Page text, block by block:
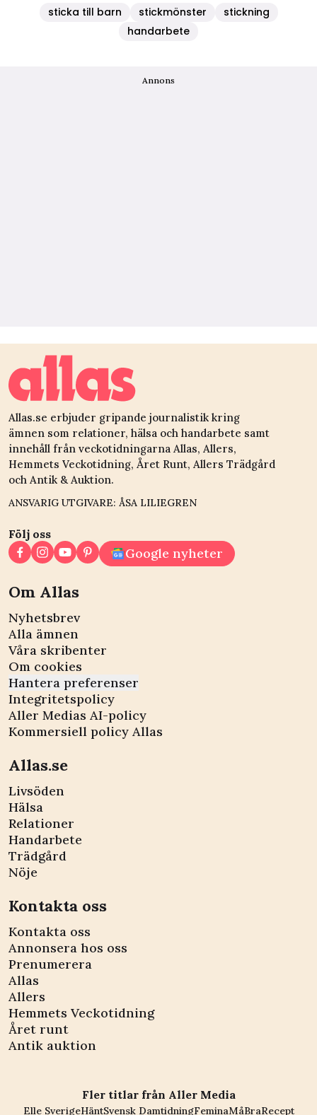
sticka till barn stickmönster
stickning
handarbete
Annons
Allas.se erbjuder gripande journalistik kring
ämnen som relationer, hälsa och handarbete samt
innehåll från veckotidningarna Allas, Allers,
Hemmets Veckotidning, Året Runt, Allers Trädgård
och Antik & Auktion.
ANSVARIG UTGIVARE: ÅSA LILIEGREN
Följ oss
Google nyheter
Om Allas
Nyhetsbrev
Alla ämnen
Våra skribenter
Om cookies
Hantera preferenser
Integritetspolicy
Aller Medias AI-policy
Kommersiell policy Allas
Allas.se
Livsöden
Hälsa
Relationer
Handarbete
Trädgård
Nöje
Kontakta oss
Kontakta oss
Annonsera hos oss
Prenumerera
Allas
Allers
Hemmets Veckotidning
Året runt
Antik auktion
Fler titlar från Aller Media
Elle SverigeHäntSvensk DamtidningFeminaMåBraRecept